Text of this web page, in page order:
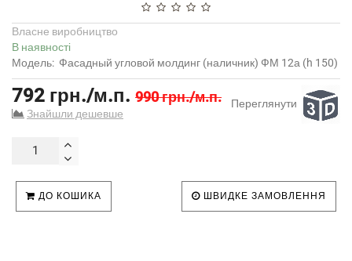
Власне виробництво
В наявності
Модель: Фасадный угловой молдинг (наличник) ФМ 12а (h 150)
792 грн./м.п. 990 грн./м.п.
Знайшли дешевше
Переглянути
ДО КОШИКА ШВИДКЕ ЗАМОВЛЕННЯ